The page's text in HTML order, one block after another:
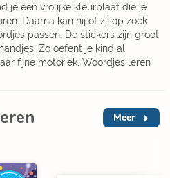
je een vrolijke kleurplaat die je
Daarna kan hij of zij op zoek
passen. De stickers zijn groot
Zo oefent je kind al
fijne motoriek. Woordjes leren
Meer